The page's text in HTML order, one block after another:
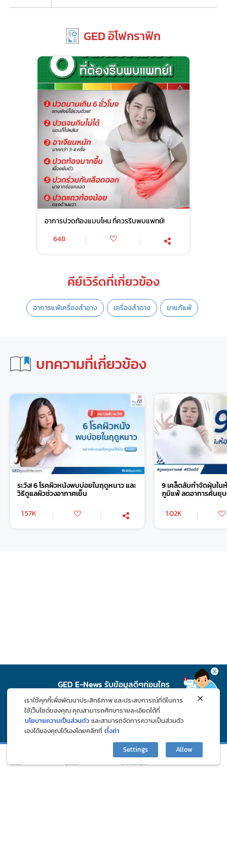
GED อิโฟกราฟิก
อาการปวดท้องแบบไหน ที่ควรรีบพบแพทย์!
648
คีย์เวิร์ดที่เกี่ยวข้อง
อาการแพ้เครื่องสำอาง เครื่องสำอาง ยาแก้แพ้
บทความที่เกี่ยวข้อง
ระวัง! 6 โรคผิวหนังพบบ่อยในฤดูหนาว และ
วิธีดูแลผิวช่วงอากาศเย็น
1.57K
9 เคล็ดลับกำจัดฝุ่นใน
ภูมิแพ้ ลดอาการคันยุ
1.02K
GED E-News รับข้อมูลดีๆก่อนใคร
บทความ ภูมิแพ้คลับ
X
เราใช้คุกกี้เพื่อพัฒนาประสิทธิภาพ และประสบการณ์ที่ดีในการ
ใช้เว็บไซต์ของคุณ คุณสามารถศึกษารายละเอียดได้ที่
นโยบายความเป็นส่วนตัว และสามารถจัดการความเป็นส่วนตัว
เองได้ของคุณได้เองโดยคลิกที่ ตั้งค่า
Settings
Allow